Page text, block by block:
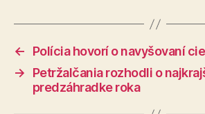
←
Polícia hovorí o navyšovaní
→
Petržalčania rozhodli o
predzáhradke roka